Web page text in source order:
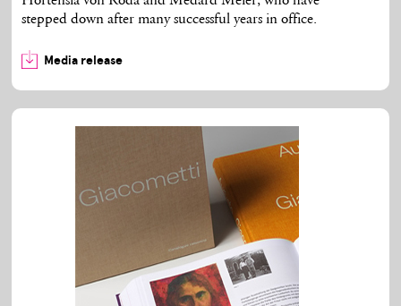
stepped down after many successful years in office.
Media release